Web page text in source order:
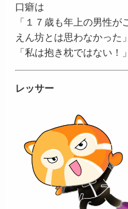
口癖は
「１７歳も年上の男性
えん坊とは思わなかった」
「私は抱き枕ではない！」
レッサー